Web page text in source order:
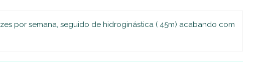
por semana, seguido de hidroginástica ( 45m) acabando com